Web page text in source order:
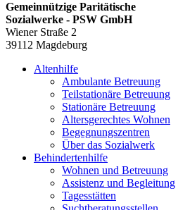
Gemeinnützige Paritätische
Sozialwerke - PSW GmbH
Wiener Straße 2
39112 Magdeburg
Altenhilfe
Ambulante Betreuung
Teilstationäre Betreuung
Stationäre Betreuung
Altersgerechtes Wohnen
Begegnungszentren
Über das Sozialwerk
Behindertenhilfe
Wohnen und Betreuung
Assistenz und Begleitung
Tagesstätten